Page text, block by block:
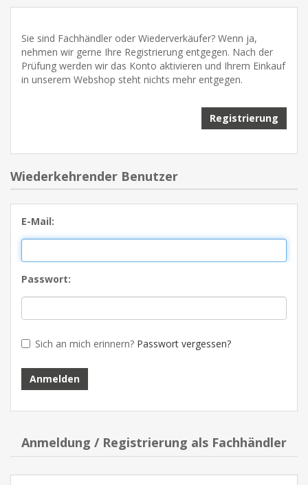
Sie sind Fachhändler oder Wiederverkäufer? Wenn ja,
nehmen wir gerne Ihre Registrierung entgegen. Nach der
Prüfung werden wir das Konto aktivieren und Ihrem Einkauf
in unserem Webshop steht nichts mehr entgegen.
Wiederkehrender Benutzer
E-Mail:
Passwort:
Sich an mich erinnern? Passwort vergessen?
Anmeldung / Registrierung als Fachhändler